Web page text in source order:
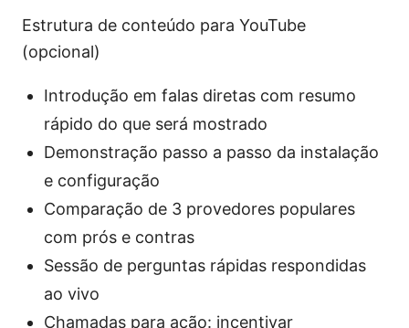
Estrutura de conteúdo para YouTube
(opcional)
Introdução em falas diretas com resumo
rápido do que será mostrado
Demonstração passo a passo da instalação
e configuração
Comparação de 3 provedores populares
com prós e contras
Sessão de perguntas rápidas respondidas
ao vivo
Chamadas para ação: incentivar